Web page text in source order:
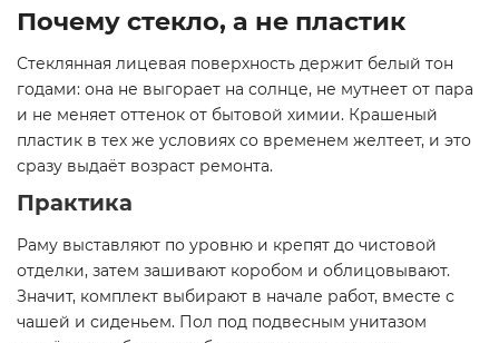
Почему стекло, а не пластик
Стеклянная лицевая поверхность держит белый тон
годами: она не выгорает на солнце, не мутнеет от пара
и не меняет оттенок от бытовой химии. Крашеный
пластик в тех же условиях со временем желтеет, и это
сразу выдаёт возраст ремонта.
Практика
Раму выставляют по уровню и крепят до чистовой
отделки, затем зашивают коробом и облицовывают.
Значит, комплект выбирают в начале работ, вместе с
чашей и сиденьем. Пол под подвесным унитазом